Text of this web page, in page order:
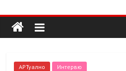
to
content
Долап
БГ
култура|
АРТуално Интервю